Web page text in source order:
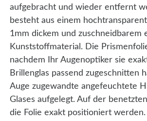
aufgebracht und wieder entfernt
besteht aus einem
1mm dickem und zuschneidbarem
Kunststoffmaterial. Die
nachdem Ihr Augenoptiker sie
Brillenglas passend zugeschnitten
Auge zugewandte angefeuchtete
Glases aufgelegt. Auf der
die Folie exakt positioniert werden.